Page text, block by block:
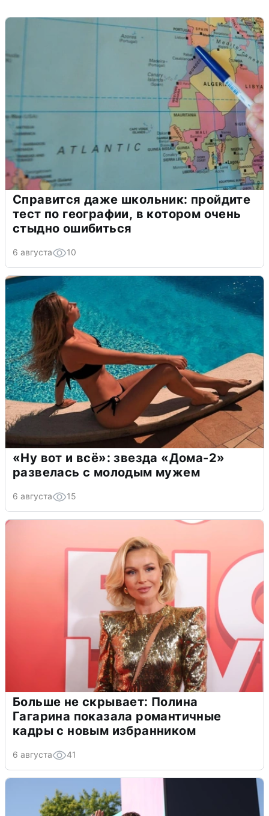
Справится даже школьник: пройдите
тест по географии, в котором очень
стыдно ошибиться
6 августа 10
«Ну вот и всё»: звезда «Дома-2»
развелась с молодым мужем
6 августа 15
Больше не скрывает: Полина
Гагарина показала романтичные
кадры с новым избранником
6 августа 41